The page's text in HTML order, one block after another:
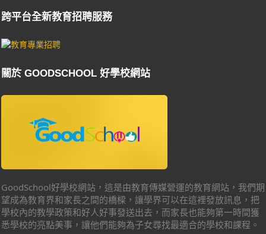
跨平台全新教育招聘服務
關於 GOODSCHOOL 好學校網站
GoodSchool好學校網站，這是由教育傳媒營運的教育網站，我們期
望成為教育界和家長之間的橋樑，讓學界可以在這裡發放訊息，把
學校內的教學政策和好人好事發送出去，而家長也能夠第一時間獲
悉學校的亮點美事，讓他們能夠為子女尋找最適合的學校和課程。